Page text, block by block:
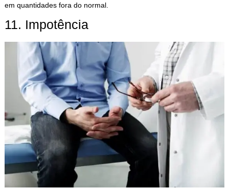
em quantidades fora do normal.
11. Impotência